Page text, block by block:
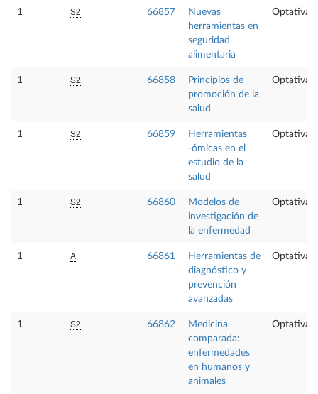
1 S2 66857
Nuevas
herramientas en
seguridad
alimentaria
Optativa
1 S2 66858
Principios de
promoción de la
salud
Optativa
1 S2 66859
Herramientas
-ómicas en el
estudio de la
salud
Optativa
1 S2 66860
Modelos de
investigación de
la enfermedad
Optativa
1 A 66861
Herramientas de
diagnóstico y
prevención
avanzadas
Optativa
1 S2 66862
Medicina
comparada:
enfermedades
en humanos y
animales
Optativa